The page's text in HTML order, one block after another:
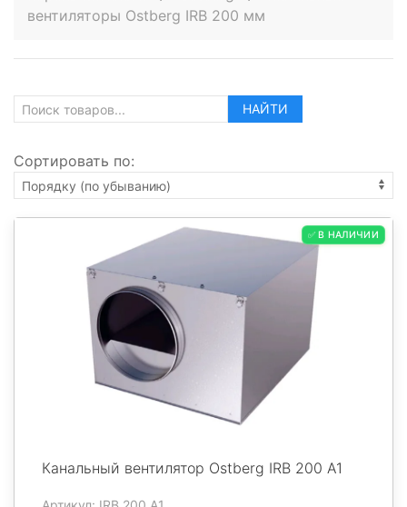
вентиляторы Ostberg IRB 200 мм
НАЙТИ
Сортировать по:
✅ В НАЛИЧИИ
Канальный вентилятор Ostberg IRB 200 A1